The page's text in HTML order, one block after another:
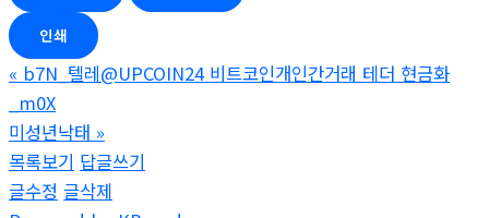
인쇄
« b7N_텔레@UPCOIN24 비트코인개인간거래 테더 현금화
_m0X
미성년낙­태 »
목록보기 답글쓰기
글수정 글삭제